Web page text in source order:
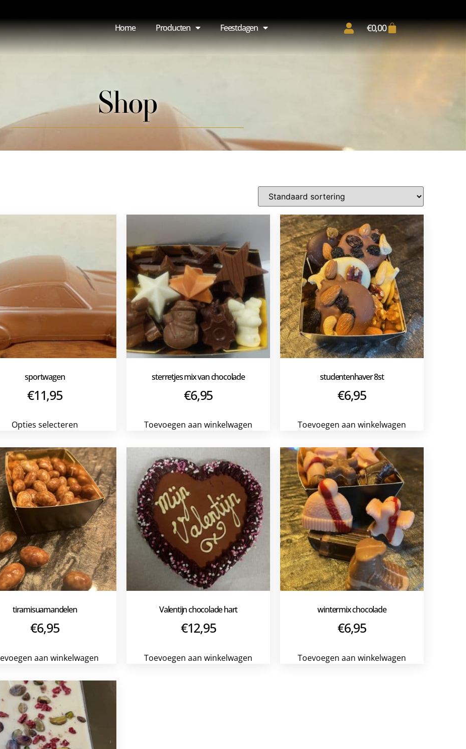
Home Producten Feestdagen €0,00
Shop
sportwagen
€11,95
Opties selecteren
sterretjes mix van chocolade
€6,95
Toevoegen aan winkelwagen
studentenhaver 8st
€6,95
Toevoegen aan winkelwagen
tiramisuamandelen
€6,95
aan winkelwagen
Valentijn chocolade hart
€12,95
Toevoegen aan winkelwagen
wintermix chocolade
€6,95
Toevoegen aan winkelwagen